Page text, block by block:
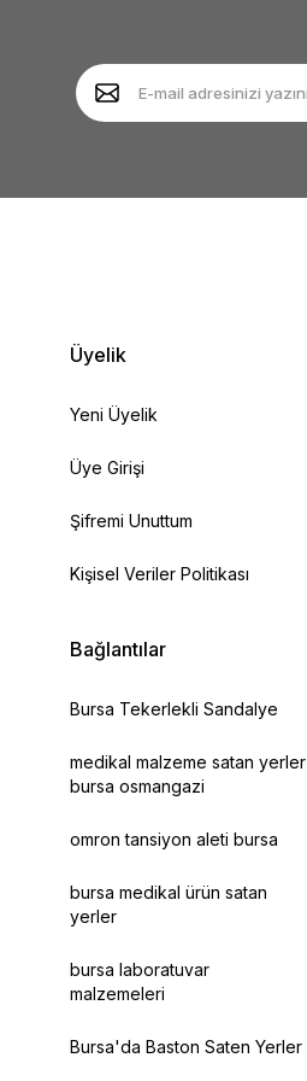
Üyelik
Yeni Üyelik
Üye Girişi
Şifremi Unuttum
Kişisel Veriler Politikası
Bağlantılar
Bursa Tekerlekli Sandalye
medikal malzeme satan yerler
bursa osmangazi
omron tansiyon aleti bursa
bursa medikal ürün satan
yerler
bursa laboratuvar
malzemeleri
Bursa'da Baston Saten Yerler